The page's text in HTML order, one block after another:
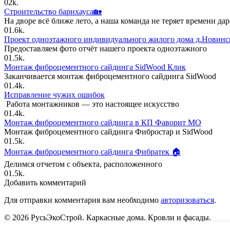
02k.
Строительство барнхауса🏡
На дворе всё ближе лето, а наша команда не теряет времени
01.6k.
Проект одноэтажного индивидуального жилого дома
Предоставляем фото отчёт нашего проекта одноэтажного
01.5k.
Монтаж фиброцементного сайдинга SidWood Клик
Заканчивается монтаж фиброцементного сайдинга SidWood
01.4k.
Исправление чужих ошибок
Работа монтажников — это настоящее искусство
01.4k.
Монтаж фиброцементного сайдинга в КП Фаворит МО
Монтаж фиброцементного сайдинга Фибростар и SidWood
01.5k.
Монтаж фиброцементного сайдинга Фибратек 🏠
Делимся отчетом с объекта, расположенного
01.5k.
Добавить комментарий
Для отправки комментария вам необходимо авторизоваться.
© 2026 РусьЭкоСтрой. Каркасные дома. Кровли и фасады.